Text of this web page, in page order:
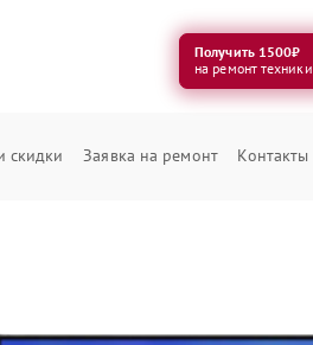
Получить 1500₽
на ремонт техники
скидки Заявка на ремонт Контакты